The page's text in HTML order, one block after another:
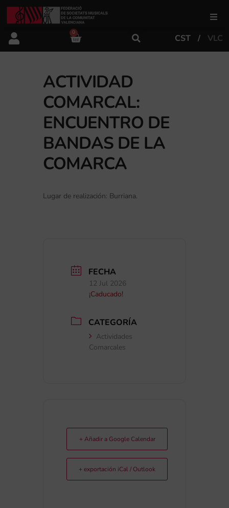
FSMCV
Áreas de gestión
Área educativa
Área artística
0
CST VLC
ACTIVIDAD
COMARCAL:
ENCUENTRO DE
BANDAS DE LA
COMARCA
Lugar de realización: Burriana.
FECHA
12 Jul 2026
¡Caducado!
CATEGORÍA
Actividades
Comarcales
+ Añadir a Google Calendar
+ exportación iCal / Outlook